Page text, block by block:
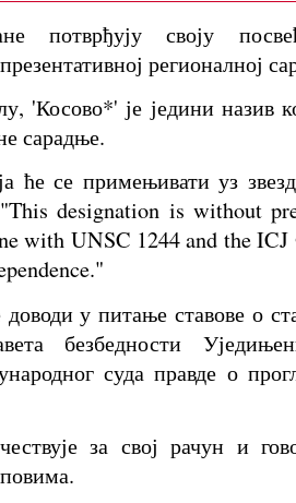
потврђују своју
регионалној
'Косово*' је једини назив
сарадње.
ће се примењивати уз
"This designation is without
with UNSC 1244 and the
у питање ставове о
безбедности
суда правде о
за свој рачун и